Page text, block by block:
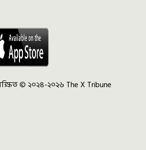
© ২০২৪-২০২৬ The X Tribune